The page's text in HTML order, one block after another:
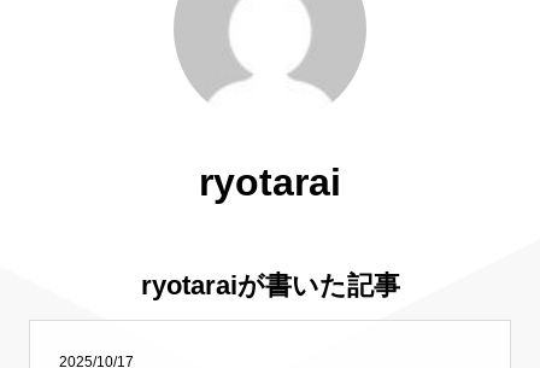
ryotarai
ryotaraiが書いた記事
2025/10/17